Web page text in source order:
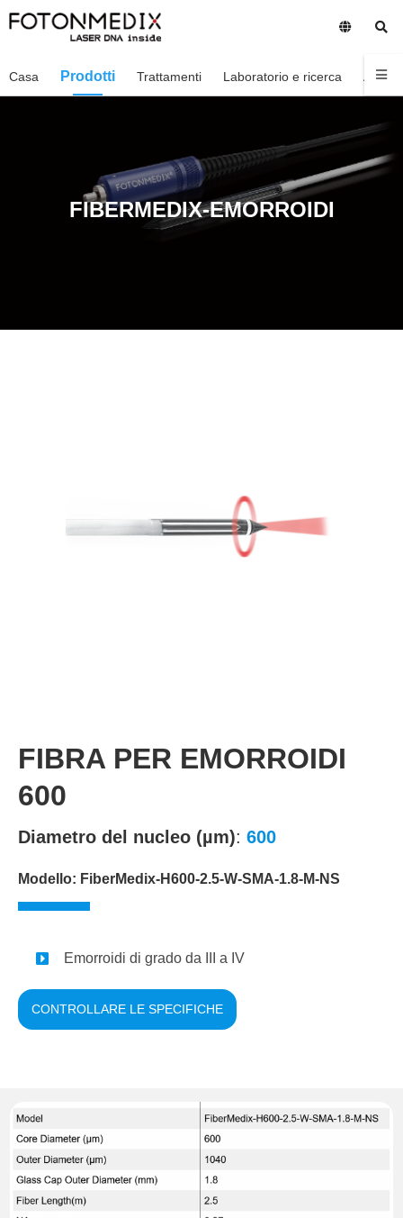
Casa Prodotti Trattamenti Laboratorio e ricerca
FIBERMEDIX-EMORROIDI
FIBRA PER EMORROIDI
600
Diametro del nucleo (µm): 600
Modello: FiberMedix-H600-2.5-W-SMA-1.8-M-NS
Emorroidi di grado da III a IV
CONTROLLARE LE SPECIFICHE